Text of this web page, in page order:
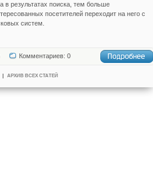
в результатах поиска, тем больше
посетителей переходит на него с
систем.
Комментариев: 0
АРХИВ ВСЕХ СТАТЕЙ